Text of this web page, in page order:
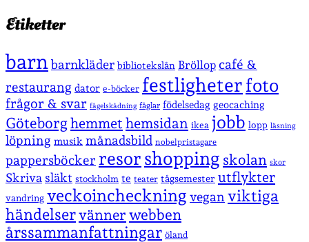
Etiketter
barnbarnkläder bibliotekslån Bröllop café &
restaurang dator e-böcker festligheterfoto
frågor & svar fågelskådning fåglar födelsedag geocaching
Göteborghemmet hemsidan ikea jobb lopp läsning
löpning musik månadsbild nobelpristagare
pappersböcker resor shopping skolan skor
Skriva släkt stockholm te teater tågsemester utflykter
vandring veckoincheckning vegan viktiga
händelservänner webben
årssammanfattningar öland